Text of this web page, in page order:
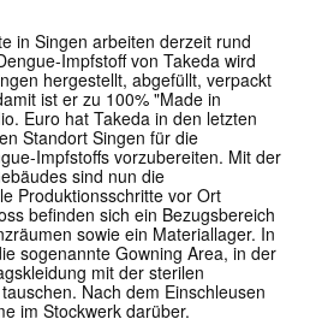
in Singen arbeiten derzeit rund
Impfstoff von Takeda wird
hergestellt, abgefüllt, verpackt
ist er zu 100% "Made in
Euro hat Takeda in den letzten
Standort Singen für die
Impfstoffs vorzubereiten. Mit der
sind nun die
Produktionsschritte vor Ort
befinden sich ein Bezugsbereich
sowie ein Materiallager. In
sogenannte Gowning Area, in der
mit der sterilen
Nach dem Einschleusen
im Stockwerk darüber.